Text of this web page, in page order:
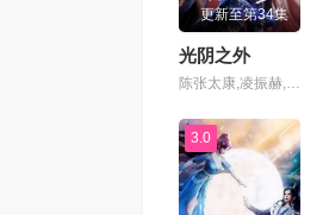
更新至第34集
光阴之外
陈张太康,凌振赫,玄耳,万舒心,刘思岑,拾酒,马悦文,白雨松,苏俣,徐徐,张思淼,魏子童,常文涛
3.0